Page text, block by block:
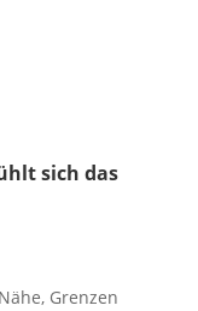
sich das
Grenzen